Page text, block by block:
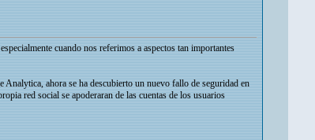
cuando nos referimos a aspectos tan importantes
ahora se ha descubierto un nuevo fallo de seguridad en
red social se apoderaran de las cuentas de los usuarios